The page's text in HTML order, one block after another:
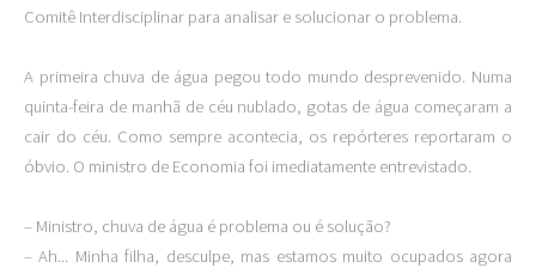
Comitê Interdisciplinar para analisar e solucionar o problema.
A primeira chuva de água pegou todo mundo desprevenido. Numa
quinta-feira de manhã de céu nublado, gotas de água começaram a
cair do céu. Como sempre acontecia, os repórteres reportaram o
óbvio. O ministro de Economia foi imediatamente entrevistado.
– Ministro, chuva de água é problema ou é solução?
– Ah... Minha filha, desculpe, mas estamos muito ocupados agora